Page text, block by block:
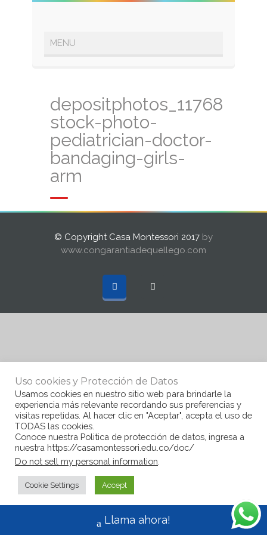
stock-photo-
pediatrician-doctor-
bandaging-girls-
arm
© Copyright Casa Montessori 2017 by
www.congarantiadequellego.com
Uso cookies y Protección de Datos
Usamos cookies en nuestro sitio web para brindarle la
experiencia más relevante recordando sus preferencias y
visitas repetidas. Al hacer clic en "Aceptar", acepta el uso de
TODAS las cookies.
Conoce nuestra Politica de protección de datos, ingresa a
nuestra https://casamontessori.edu.co/doc/
Do not sell my personal information
Cookie Settings Accept
Llama ahora!